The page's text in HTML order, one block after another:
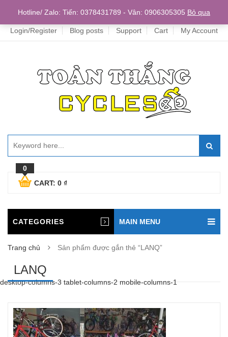
Home
Login/Register Blog posts Support Cart My Account
0
CART: 0 ₫
CATEGORIES MAIN MENU
Trang chủ Sản phẩm được gắn thẻ “LANQ”
LANQ
desktop-columns-3 tablet-columns-2 mobile-columns-1
Hotline/ Zalo: Tiến: 0378431789 - Vân: 0906305305 Bỏ qua